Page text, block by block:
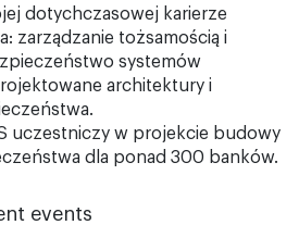
dotychczasowej karierze
zarządzanie tożsamością i
systemów
architektury i
uczestniczy w projekcie budowy
dla ponad 300 banków.
events